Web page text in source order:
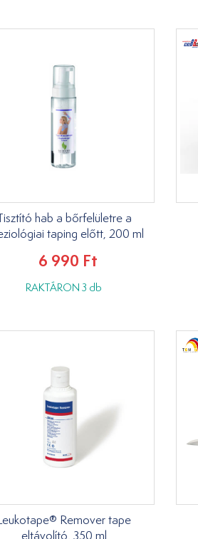
hab a bőrfelületre a
taping előtt, 200 ml
6 990 Ft
RAKTÁRON 3 db
Remover tape
eltávolító, 350 ml